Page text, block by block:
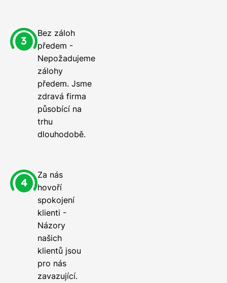
Bez záloh
předem -
Nepožadujeme
zálohy
předem. Jsme
zdravá firma
působící na
trhu
dlouhodobě.
Za nás
hovoří
spokojení
klienti -
Názory
našich
klientů jsou
pro nás
zavazující.